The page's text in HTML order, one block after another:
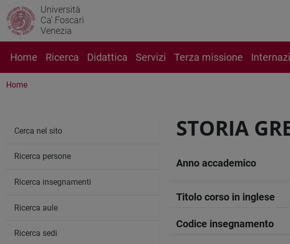
Università
Ca' Foscari
Venezia
Home Ricerca Didattica Servizi Terza missione
Home
STORIA
Anno accademico
Titolo corso in inglese
Codice insegnamento
Cerca nel sito
Ricerca persone
Ricerca insegnamenti
Ricerca aule
Ricerca sedi